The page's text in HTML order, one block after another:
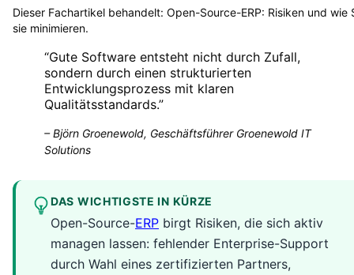
Dieser Fachartikel behandelt: Open-Source-ERP: Risiken und wie
sie minimieren.
“Gute Software entsteht nicht durch Zufall,
sondern durch einen strukturierten
Entwicklungsprozess mit klaren
Qualitätsstandards.”
–Björn Groenewold, Geschäftsführer Groenewold IT
Solutions
DAS WICHTIGSTE IN KÜRZE
Open-Source-ERP birgt Risiken, die sich aktiv
managen lassen: fehlender Enterprise-Support
durch Wahl eines zertifizierten Partners,